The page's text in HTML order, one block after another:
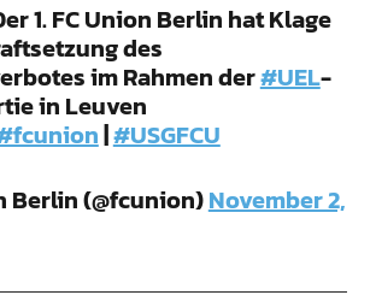
1. FC Union Berlin hat Klage
des
im Rahmen der#UEL-
in Leuven
|#USGFCU
Berlin (@fcunion)November 2,